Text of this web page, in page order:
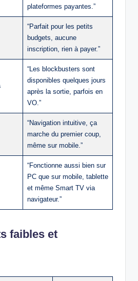
plateformes payantes.”
“Parfait pour les petits
budgets, aucune
inscription, rien à payer.”
“Les blockbusters sont
disponibles quelques jours
après la sortie, parfois en
VO.”
“Navigation intuitive, ça
marche du premier coup,
même sur mobile.”
“Fonctionne aussi bien sur
PC que sur mobile, tablette
et même Smart TV via
navigateur.”
faibles et